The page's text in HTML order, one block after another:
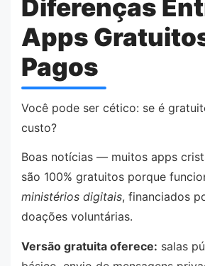
Diferenças
Apps
Pagos
Você pode ser cético: se é
custo?
Boas notícias — muitos apps
são 100% gratuitos porque
ministérios digitais, financiados
doações voluntárias.
Versão gratuita oferece: salas